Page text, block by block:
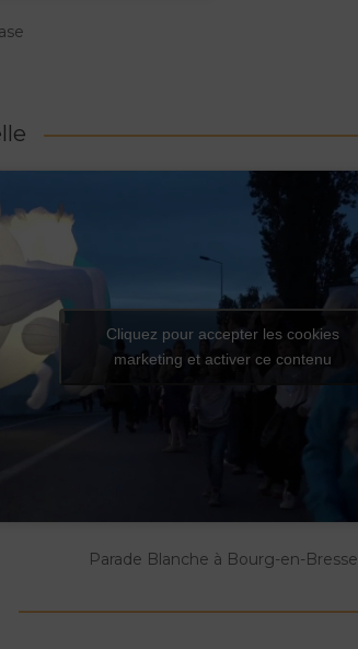
Cliquez pour accepter les cookies
marketing et activer ce contenu
Parade Blanche à Bourg-en-Bresse